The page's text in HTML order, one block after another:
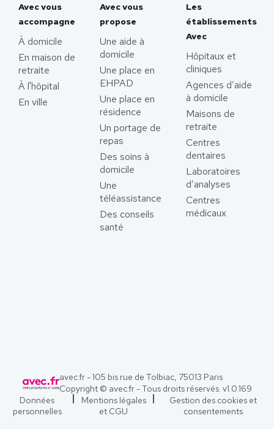
Avec vous
accompagne
À domicile
En maison de
retraite
À l'hôpital
En ville
Avec vous
propose
Une aide à
domicile
Une place en
EHPAD
Une place en
résidence
Un portage de
repas
Des soins à
domicile
Une
téléassistance
Des conseils
santé
Les
établissements
Avec
Hôpitaux et
cliniques
Agences d’aide
à domicile
Maisons de
retraite
Centres
dentaires
Laboratoires
d’analyses
Centres
médicaux
avec.fr - 105 bis rue de Tolbiac, 75013 Paris
Copyright © avec.fr - Tous droits réservés. v1.0.169
Données
personnelles
Mentions légales
et CGU
Gestion des cookies et
consentements